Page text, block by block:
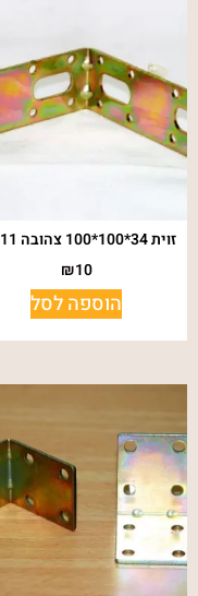
זוית 34*100*100 צהובה A-011
₪10
הוספה לסל